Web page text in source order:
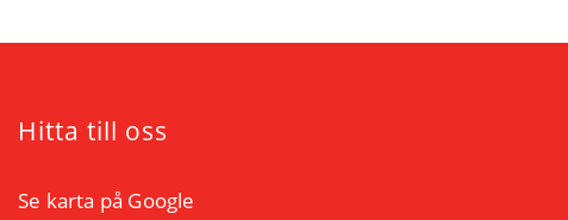
Hitta till oss
Se karta på Google